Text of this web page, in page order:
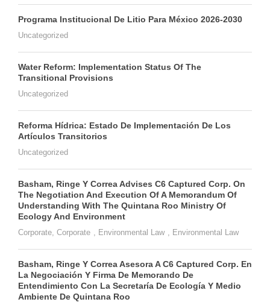
Programa Institucional De Litio Para México 2026-2030
Uncategorized
Water Reform: Implementation Status Of The
Transitional Provisions
Uncategorized
Reforma Hídrica: Estado De Implementación De Los
Artículos Transitorios
Uncategorized
Basham, Ringe Y Correa Advises C6 Captured Corp. On
The Negotiation And Execution Of A Memorandum Of
Understanding With The Quintana Roo Ministry Of
Ecology And Environment
Corporate Corporate Environmental Law Environmental Law
Basham, Ringe Y Correa Asesora A C6 Captured Corp. En
La Negociación Y Firma De Memorando De
Entendimiento Con La Secretaría De Ecología Y Medio
Ambiente De Quintana Roo